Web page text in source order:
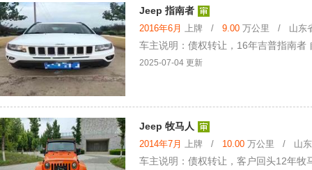
Jeep 指南者
2016年6月 上牌 / 9.00 万公里 / 山东省
车主说明：债权转让，16年吉普指南者
2025-07-04 更新
Jeep 牧马人
2014年7月 上牌 / 10.00 万公里 / 山东
车主说明：债权转让，客户回头12年牧